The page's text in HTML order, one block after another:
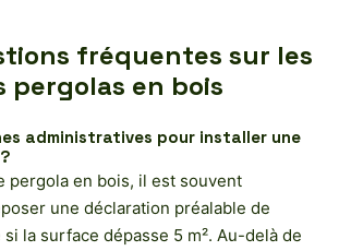
fréquentes sur les
pergolas en bois
administratives pour installer une
pergola en bois, il est souvent
une déclaration préalable de
la surface dépasse 5 m². Au-delà de